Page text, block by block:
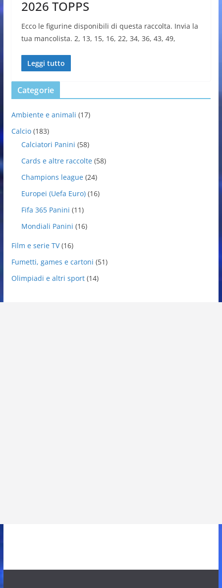
2026 TOPPS
Ecco le figurine disponibili di questa raccolta. Invia la
tua mancolista. 2, 13, 15, 16, 22, 34, 36, 43, 49,
Leggi tutto
Categorie
Ambiente e animali (17)
Calcio(183)
Calciatori Panini (58)
Cards e altre raccolte(58)
Champions league(24)
Europei (Uefa Euro)(16)
Fifa 365 Panini (11)
Mondiali Panini (16)
Film e serie TV(16)
Fumetti, games e cartoni (51)
Olimpiadi e altri sport(14)